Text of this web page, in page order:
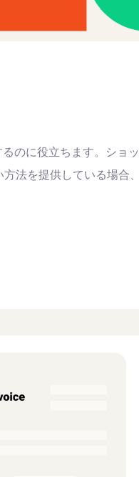
のに役立ちます。ショッ
法を提供している場合